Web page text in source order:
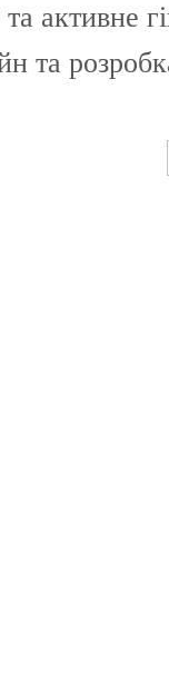
та активне
та